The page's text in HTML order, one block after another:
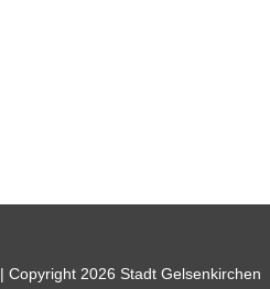
| Copyright 2026 Stadt Gelsenkirchen